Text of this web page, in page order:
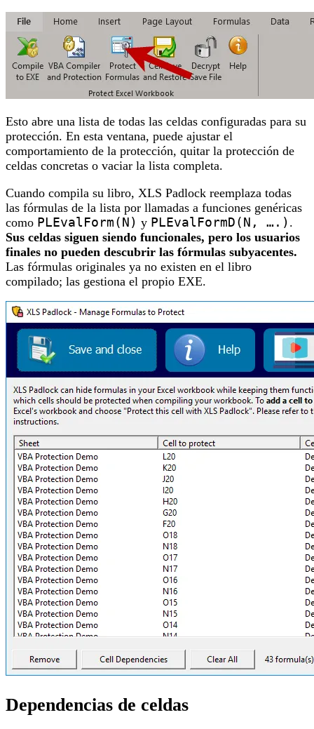
Esto abre una lista de todas las celdas configuradas para su
protección. En esta ventana, puede ajustar el
comportamiento de la protección, quitar la protección de
celdas concretas o vaciar la lista completa.
Cuando compila su libro, XLS Padlock reemplaza todas
las fórmulas de la lista por llamadas a funciones genéricas
como PLEvalForm(N) y PLEvalFormD(N, ….) .
Sus celdas siguen siendo funcionales, pero los usuarios
finales no pueden descubrir las fórmulas subyacentes.
Las fórmulas originales ya no existen en el libro
compilado; las gestiona el propio EXE.
Dependencias de celdas